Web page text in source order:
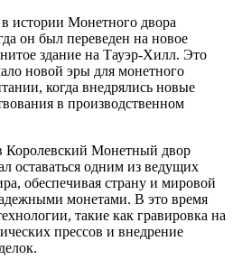
истории Монетного двора
он был переведен на новое
здание на Тауэр-Хилл. Это
новой эры для монетного
когда внедрялись новые
в производственном
Королевский Монетный двор
оставаться одним из ведущих
обеспечивая страну и мировой
монетами. В это время
такие как гравировка на
прессов и внедрение